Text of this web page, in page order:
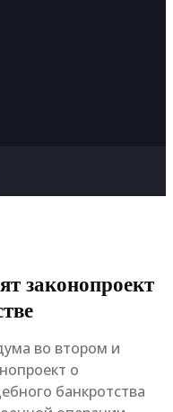
законопроект
во втором и
о
банкротства